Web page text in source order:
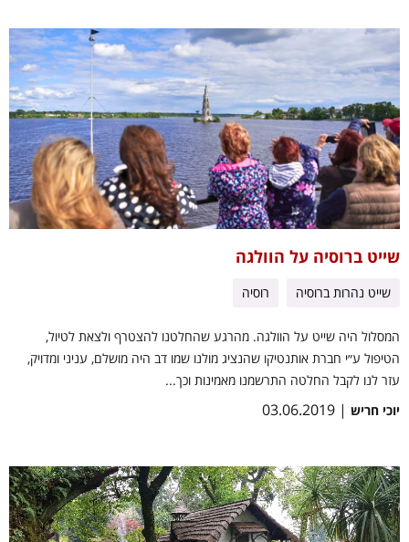
שייט ברוסיה על הוולגה
שייט נהרות ברוסיה רוסיה
המסלול היה שייט על הוולגה. מהרגע שהחלטנו להצטרף ולצאת לטיול,
הטיפול ע״י חברת אותנטיקו שהנציג מולנו שמו דב היה מושלם, עניני ומדויק,
עזר לנו לקבל החלטה התרשמנו מאמינות וכך...
יוכי חריש | 03.06.2019